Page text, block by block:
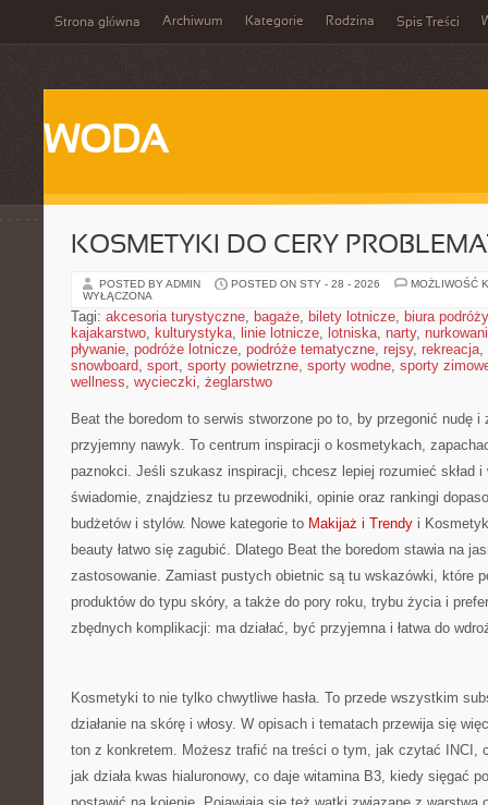
Strona główna Archiwum Kategorie Rodzina Spis Treści
WODA
KOSMETYKI DO CERY
POSTED BY ADMIN POSTED ON STY - 28 - 2026
MOŻLIWOŚĆ
WYŁĄCZONA
Tagi: akcesoria turystyczne, bagaże, bilety lotnicze, biura podróży
kajakarstwo, kulturystyka, linie lotnicze, lotniska, narty,
pływanie, podróże lotnicze, podróże tematyczne, rejsy, rekreacja,
snowboard, sport, sporty powietrzne, sporty wodne, sporty
wellness, wycieczki, żeglarstwo
Beat the boredom to serwis stworzone po to, by przegonić nudę
przyjemny nawyk. To centrum inspiracji o kosmetykach,
paznokci. Jeśli szukasz inspiracji, chcesz lepiej rozumieć skład i
świadomie, znajdziesz tu przewodniki, opinie oraz rankingi
budżetów i stylów. Nowe kategorie to Makijaż i Trendy i
beauty łatwo się zagubić. Dlatego Beat the boredom stawia na
zastosowanie. Zamiast pustych obietnic są tu wskazówki, które
produktów do typu skóry, a także do pory roku, trybu życia i
zbędnych komplikacji: ma działać, być przyjemna i łatwa do
Kosmetyki to nie tylko chwytliwe hasła. To przede wszystkim
działanie na skórę i włosy. W opisach i tematach przewija się
ton z konkretem. Możesz trafić na treści o tym, jak czytać INCI,
jak działa kwas hialuronowy, co daje witamina B3, kiedy sięgać